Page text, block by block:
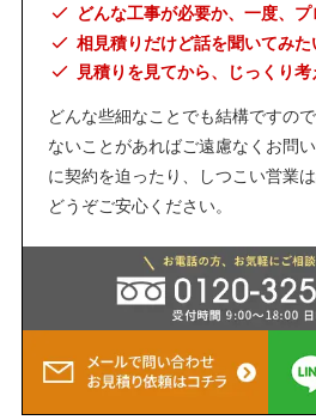
どんな工事が必要か、一度、
相見積りだけど話を聞いてみた
見積りを見てから、じっくり考
どんな些細なことでも結構ですの
ないことがあればご遠慮なくお問
に契約を迫ったり、しつこい営業
どうぞご安心ください。